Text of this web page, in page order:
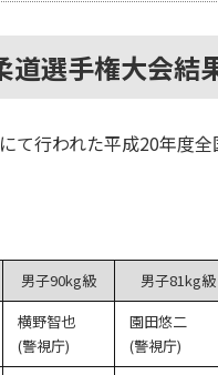
道選手権大会結
行われた平成20年度
男子90kg級 男子81kg級
横野智也
(警視庁)
園田悠二
(警視庁)